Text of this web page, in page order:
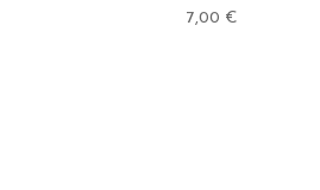
7,00 €